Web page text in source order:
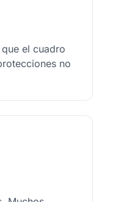
el cuadro
no